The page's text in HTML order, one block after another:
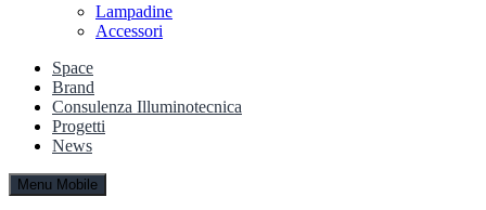
Lampadine
Accessori
Space
Brand
Consulenza Illuminotecnica
Progetti
News
Menu Mobile